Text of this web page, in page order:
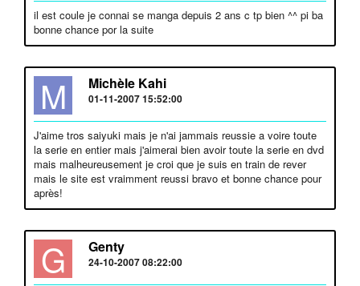
il est coule je connai se manga depuis 2 ans c tp bien ^^ pi ba
bonne chance por la suite
M Michèle Kahi
01-11-2007 15:52:00
J'aime tros saiyuki mais je n'ai jammais reussie a voire toute
la serie en entier mais j'aimerai bien avoir toute la serie en dvd
mais malheureusement je croi que je suis en train de rever
mais le site est vraimment reussi bravo et bonne chance pour
après!
G Genty
24-10-2007 08:22:00